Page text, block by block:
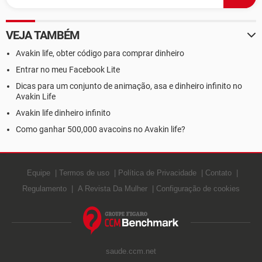
VEJA TAMBÉM
Avakin life, obter código para comprar dinheiro
Entrar no meu Facebook Lite
Dicas para um conjunto de animação, asa e dinheiro infinito no
Avakin Life
Avakin life dinheiro infinito
Como ganhar 500,000 avacoins no Avakin life?
Equipe Termos de uso Política de Privacidade
Contato
Regulamento
A Revista Da Mulher Configuração de cookies
saude.ccm.net